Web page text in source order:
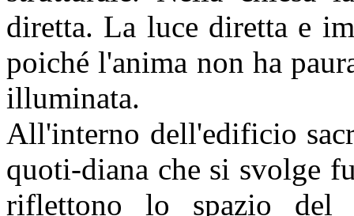
diretta. La luce diretta e
poiché l'anima non ha
illuminata.
All'interno dell'edificio
quoti-diana che si svolge
riflettono lo spazio del